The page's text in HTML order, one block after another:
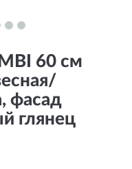
60 см
фасад
глянец